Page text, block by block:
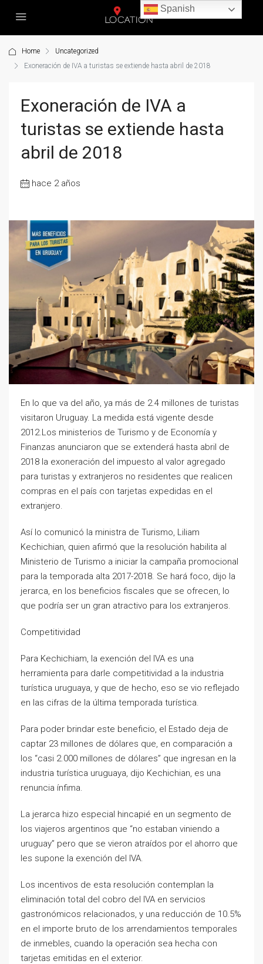
Home
Uncategorized
Exoneración de IVA a turistas se extiende hasta abril de 2018
Exoneración de IVA a
turistas se extiende hasta
abril de 2018
hace 2 años
En lo que va del año, ya más de 2.4 millones de turistas
visitaron Uruguay. La medida está vigente desde
2012.Los ministerios de Turismo y de Economía y
Finanzas anunciaron que se extenderá hasta abril de
2018 la exoneración del impuesto al valor agregado
para turistas y extranjeros no residentes que realicen
compras en el país con tarjetas expedidas en el
extranjero.
Así lo comunicó la ministra de Turismo, Liliam
Kechichian, quien afirmó que la resolución habilita al
Ministerio de Turismo a iniciar la campaña promocional
para la temporada alta 2017-2018. Se hará foco, dijo la
jerarca, en los beneficios fiscales que se ofrecen, lo
que podría ser un gran atractivo para los extranjeros.
Competitividad
Para Kechichiam, la exención del IVA es una
herramienta para darle competitividad a la industria
turística uruguaya, y que de hecho, eso se vio reflejado
en las cifras de la última temporada turística.
Para poder brindar este beneficio, el Estado deja de
captar 23 millones de dólares que, en comparación a
los “casi 2.000 millones de dólares” que ingresan en la
industria turística uruguaya, dijo Kechichian, es una
renuncia ínfima.
La jerarca hizo especial hincapié en un segmento de
los viajeros argentinos que “no estaban viniendo a
uruguay” pero que se vieron atraídos por el ahorro que
les supone la exención del IVA.
Los incentivos de esta resolución contemplan la
eliminación total del cobro del IVA en servicios
gastronómicos relacionados, y una reducción de 10.5%
en el importe bruto de los arrendamientos temporales
de inmebles, cuando la operación sea hecha con
tarjetas emitidas en el exterior.
Spanish